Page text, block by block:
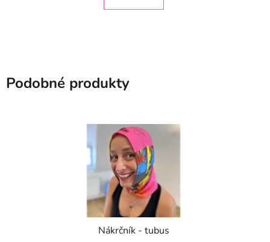
Podobné produkty
Nákrčník - tubus